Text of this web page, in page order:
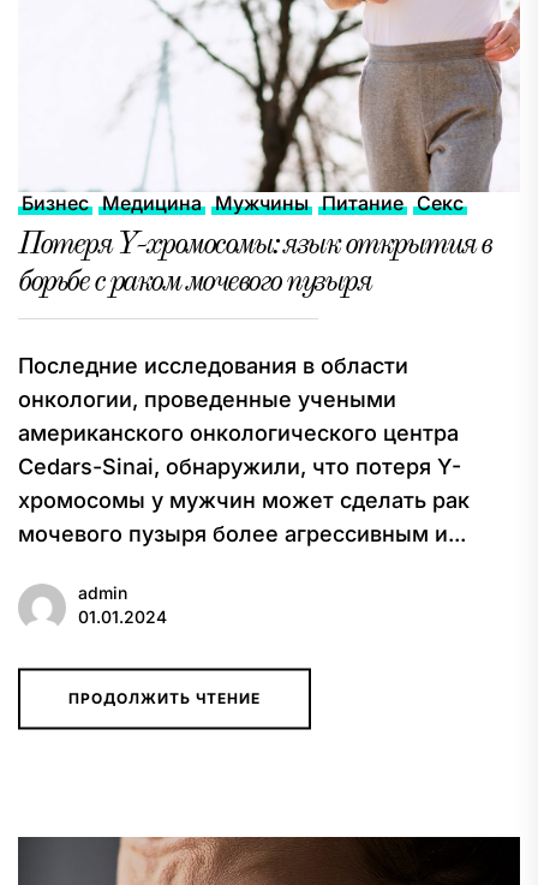
Бизнес Медицина Мужчины Питание Секс
Потеря Y-хромосомы: язык открытия в
борьбе с раком мочевого пузыря
Последние исследования в области
онкологии, проведенные учеными
американского онкологического центра
Cedars-Sinai, обнаружили, что потеря Y-
хромосомы у мужчин может сделать рак
мочевого пузыря более агрессивным и...
admin
01.01.2024
ПРОДОЛЖИТЬ ЧТЕНИЕ